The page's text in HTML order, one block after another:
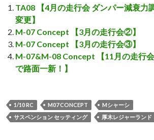
TA08 【4月の走行会 ダンパー減衰力
変更】
M-07 Concept 【3月の走行会②】
M-07 Concept 【3月の走行会③】
M-07&M-08 Concept 【11月の走行
で路面一新！】
1/10 RC M07 CONCEPT
Mシャーシ
サスペンション セッティング
厚木レジャーランド